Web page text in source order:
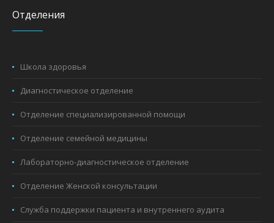
Отделения
Школа здоровья
Диагностическое отделение
Отделение специализированной помощи
Отделение семейной медицины
Лабораторно-диагностическое отделение
Отделение Женской консультации
Служба поддержки пациента и внутреннего аудита